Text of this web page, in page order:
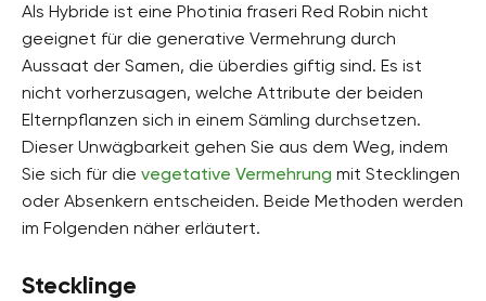
Als Hybride ist eine Photinia fraseri Red Robin nicht
geeignet für die generative Vermehrung durch
Aussaat der Samen, die überdies giftig sind. Es ist
nicht vorherzusagen, welche Attribute der beiden
Elternpflanzen sich in einem Sämling durchsetzen.
Dieser Unwägbarkeit gehen Sie aus dem Weg, indem
Sie sich für die vegetative Vermehrung mit Stecklingen
oder Absenkern entscheiden. Beide Methoden werden
im Folgenden näher erläutert.
Stecklinge